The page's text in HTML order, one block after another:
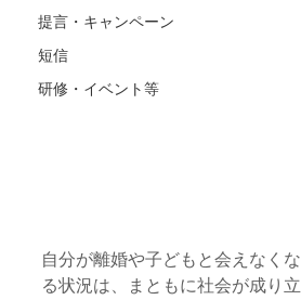
提言・キャンペーン
短信
研修・イベント等
自分が離婚や子どもと会えなく
る状況は、まともに社会が成り